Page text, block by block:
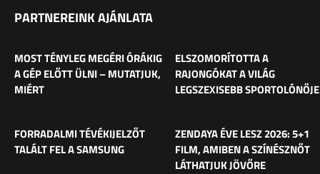
PARTNEREINK AJÁNLATA
MOST TÉNYLEG MEGÉRI ÓRÁKIG
A GÉP ELŐTT ÜLNI – MUTATJUK,
MIÉRT
ELSZOMORÍTOTTA A
RAJONGÓKAT A VILÁG
LEGSZEXISEBB SPORTOLÓNŐJE
FORRADALMI TÉVÉKIJELZŐT
TALÁLT FEL A SAMSUNG
ZENDAYA ÉVE LESZ 2026: 5+1
FILM, AMIBEN A SZÍNÉSZNŐT
LÁTHATJUK JÖVŐRE